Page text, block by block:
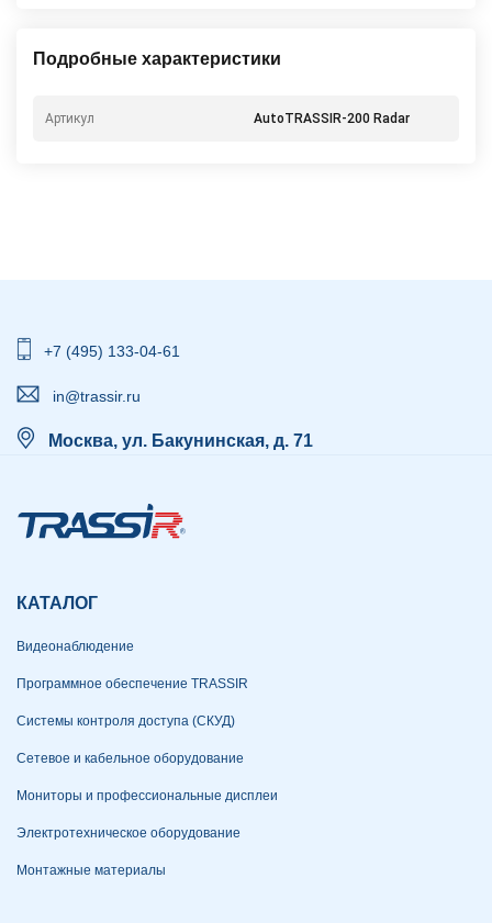
Подробные характеристики
Артикул AutoTRASSIR-200 Radar
+7 (495) 133-04-61
in@trassir.ru
Москва, ул. Бакунинская, д. 71
КАТАЛОГ
Видеонаблюдение
Программное обеспечение TRASSIR
Системы контроля доступа (СКУД)
Сетевое и кабельное оборудование
Мониторы и профессиональные дисплеи
Электротехническое оборудование
Монтажные материалы